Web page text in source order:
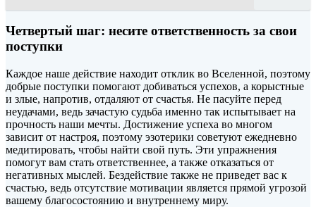
Четвертый шаг: несите ответственность за свои
поступки
Каждое наше действие находит отклик во Вселенной, поэтому
добрые поступки помогают добиваться успехов, а корыстные
и злые, напротив, отдаляют от счастья. Не пасуйте перед
неудачами, ведь зачастую судьба именно так испытывает на
прочность наши мечты. Достижение успеха во многом
зависит от настроя, поэтому эзотерики советуют ежедневно
медитировать, чтобы найти свой путь. Эти упражнения
помогут вам стать ответственнее, а также отказаться от
негативных мыслей. Бездействие также не приведет вас к
счастью, ведь отсутствие мотивации является прямой угрозой
вашему благосостоянию и внутреннему миру.